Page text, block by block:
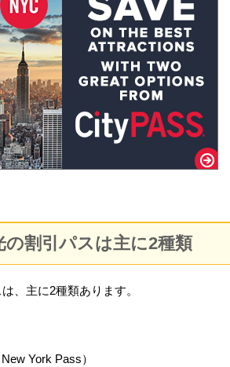
の割引パスは主に2種類
、主に2種類あります。
York Pass）